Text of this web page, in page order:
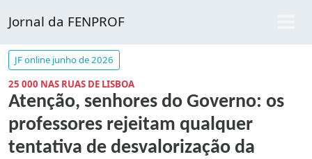
Jornal da FENPROF
JF online junho de 2026
25 000 NAS RUAS DE LISBOA
Atenção, senhores do Governo: os
professores rejeitam qualquer
tentativa de desvalorização da